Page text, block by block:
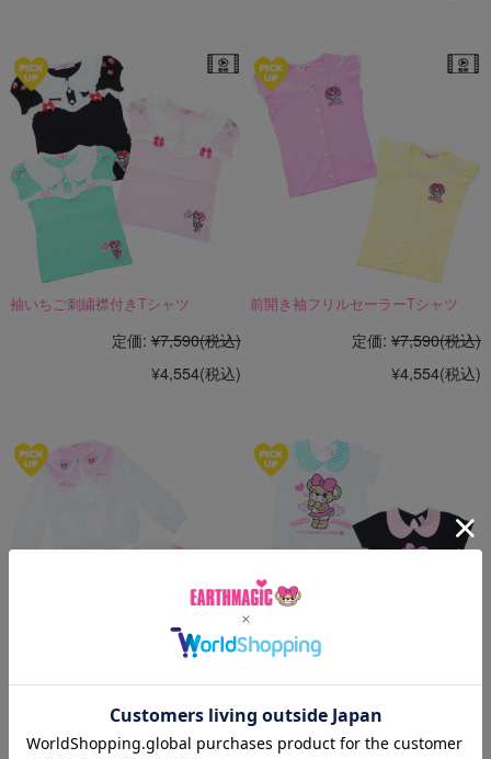
袖いちご刺繍襟付きTシャツ
定価: ¥7,590(税込)
¥4,554(税込)
前開き袖フリルセーラーTシャツ
定価: ¥7,590(税込)
¥4,554(税込)
襟付きオーガンジージップアップブ
¥8,690(税込)
ギンガムチェック襟付きドッキング
ワンピース
定価: ¥7,590(税込)